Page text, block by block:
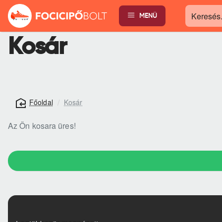
MENÜ Keresés...
Kosár
home
Kosár
Az Ön kosara üres!